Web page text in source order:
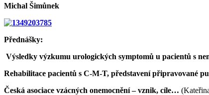
Michal Šimůnek
Přednášky:
Výsledky výzkumu urologických symptomů u pacientů s
Rehabilitace pacientů s C-M-T, představení připravované
Česká asociace vzácných onemocnění – vznik, cíle…